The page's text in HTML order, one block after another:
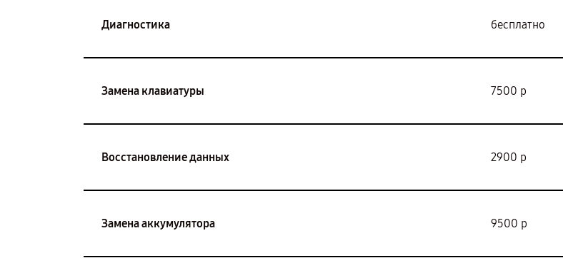
Диагностика бесплатно
Замена клавиатуры 7500 р
Восстановление данных 2900 р
Замена аккумулятора 9500 р